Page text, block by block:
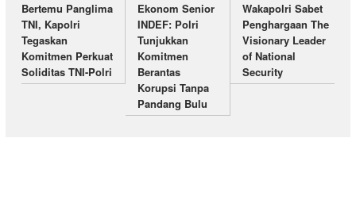
Bertemu Panglima
TNI, Kapolri
Tegaskan
Komitmen Perkuat
Soliditas TNI-Polri
Ekonom Senior
INDEF: Polri
Tunjukkan
Komitmen
Berantas
Korupsi Tanpa
Pandang Bulu
Wakapolri Sabet
Penghargaan The
Visionary Leader
of National
Security